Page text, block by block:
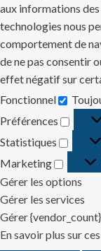
aux informations
technologies nous
comportement de
de ne pas consentir
effet négatif sur
Fonctionnel
Préférences
Statistiques
Marketing
Gérer les options
Gérer les services
Gérer
En savoir plus sur